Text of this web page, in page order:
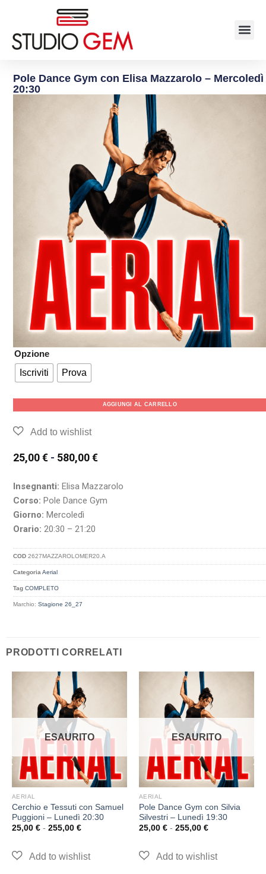
Pole Dance Gym con Elisa Mazzarolo – Mercoledì
20:30
Opzione
Iscriviti
Prova
AGGIUNGI AL CARRELLO
25,00€ - 580,00€
Insegnanti: Elisa Mazzarolo
Corso: Pole Dance Gym
Giorno: Mercoledì
Orario: 20:30 – 21:20
COD2627MAZZAROLOMER20.A
Categoria Aerial
Tag COMPLETO
Marchio:Stagione 26_27
PRODOTTI CORRELATI
ESAURITO
AERIAL
Cerchio e Tessuti con Samuel
Puggioni – Lunedì 20:30
25,00 € - 255,00 €
ESAURITO
AERIAL
Pole Dance Gym con Silvia
Silvestri – Lunedì 19:30
25,00 € - 255,00 €